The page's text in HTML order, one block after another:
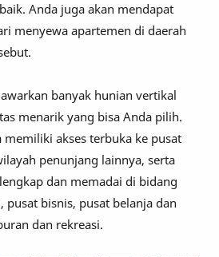
Anda juga akan mendapat
menyewa apartemen di daerah
banyak hunian vertikal
menarik yang bisa Anda pilih.
akses terbuka ke pusat
penunjang lainnya, serta
dan memadai di bidang
pusat bisnis, pusat belanja dan
dan rekreasi.